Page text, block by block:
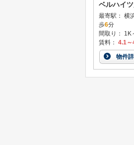
ベルハイ
最寄駅： 横
歩6分
間取り： 1K
賃料： 4.1～
物件